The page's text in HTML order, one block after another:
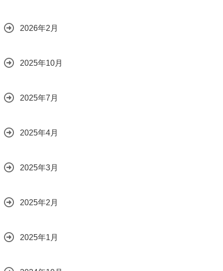
2026年2月
2025年10月
2025年7月
2025年4月
2025年3月
2025年2月
2025年1月